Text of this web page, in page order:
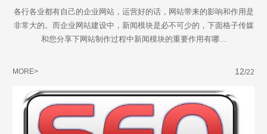
各行各业都有自己的企业网站，运营好的话，网站带来的影响和作用是
非常大的。而企业网站建设中，新闻模块是必不可少的，下面格子传媒
和您分享下网站制作过程中新闻模块的重要作用有哪...
MORE> 12/22
不怕就请留下您的需求及联系方式，我们会第一时间送上问候的。